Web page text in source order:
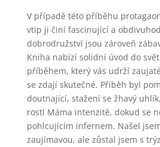
V případě této příběhu
vtip ji činí fascinující a
dobrodružství jsou zároveň
Kniha nabízí solidní úvod do
příběhem, který vás udrží
se zdají skutečné. Příběh byl
doutnající, stažení se žhavý
rostl Máma intenzitě, dokud se
pohlcujícím infernem. Našel
zaujímavou, ale zůstal jsem s